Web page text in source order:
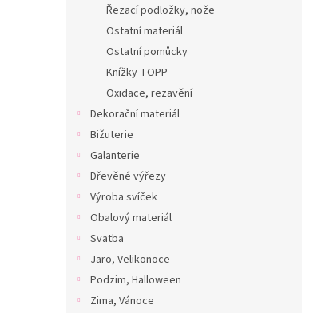
Řezací podložky, nože
Ostatní materiál
Ostatní pomůcky
Knížky TOPP
Oxidace, rezavění
Dekorační materiál
Bižuterie
Galanterie
Dřevěné výřezy
Výroba svíček
Obalový materiál
Svatba
Jaro, Velikonoce
Podzim, Halloween
Zima, Vánoce